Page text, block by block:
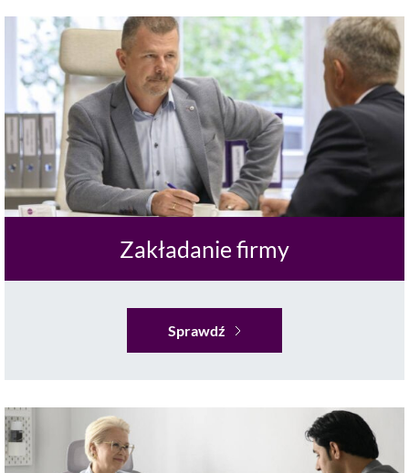
Zakładanie firmy
Sprawdź